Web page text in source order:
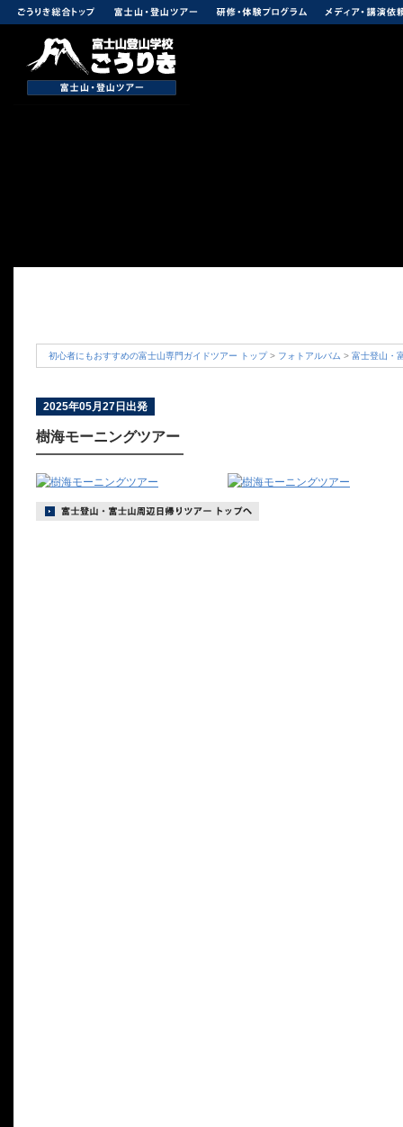
初心者にもおすすめの富士山専門ガイドツアー トップ> フォトアルバム > 富士登山・
2025年05月27日出発
樹海モーニングツアー